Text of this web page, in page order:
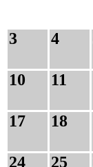
3 4
10 11
17 18
24 25